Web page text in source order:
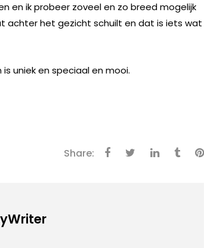
en ik probeer zoveel en zo breed mogelijk
achter het gezicht schuilt en dat is iets wat
delen.
uniek en speciaal en mooi.
Share: